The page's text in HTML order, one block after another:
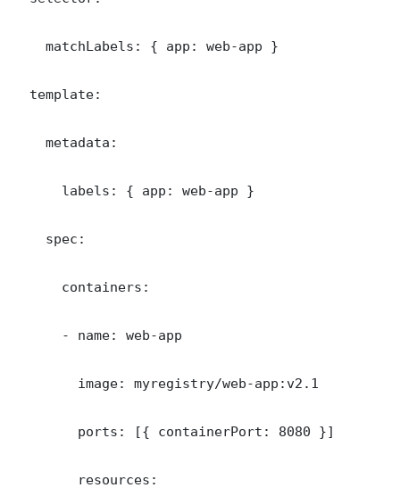
    matchLabels: { app: web-app }
  template:
    metadata:
      labels: { app: web-app }
    spec:
      containers:
      - name: web-app
        image: myregistry/web-app:v2.1
        ports: [{ containerPort: 8080 }]
        resources: